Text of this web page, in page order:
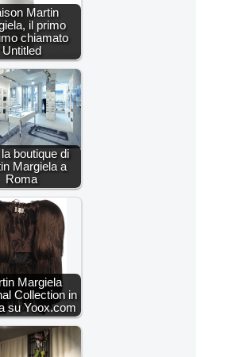
Martin
il primo
chiamato
Untitled
boutique di
Margiela a
Roma
Margiela
Collection in
su Yoox.com